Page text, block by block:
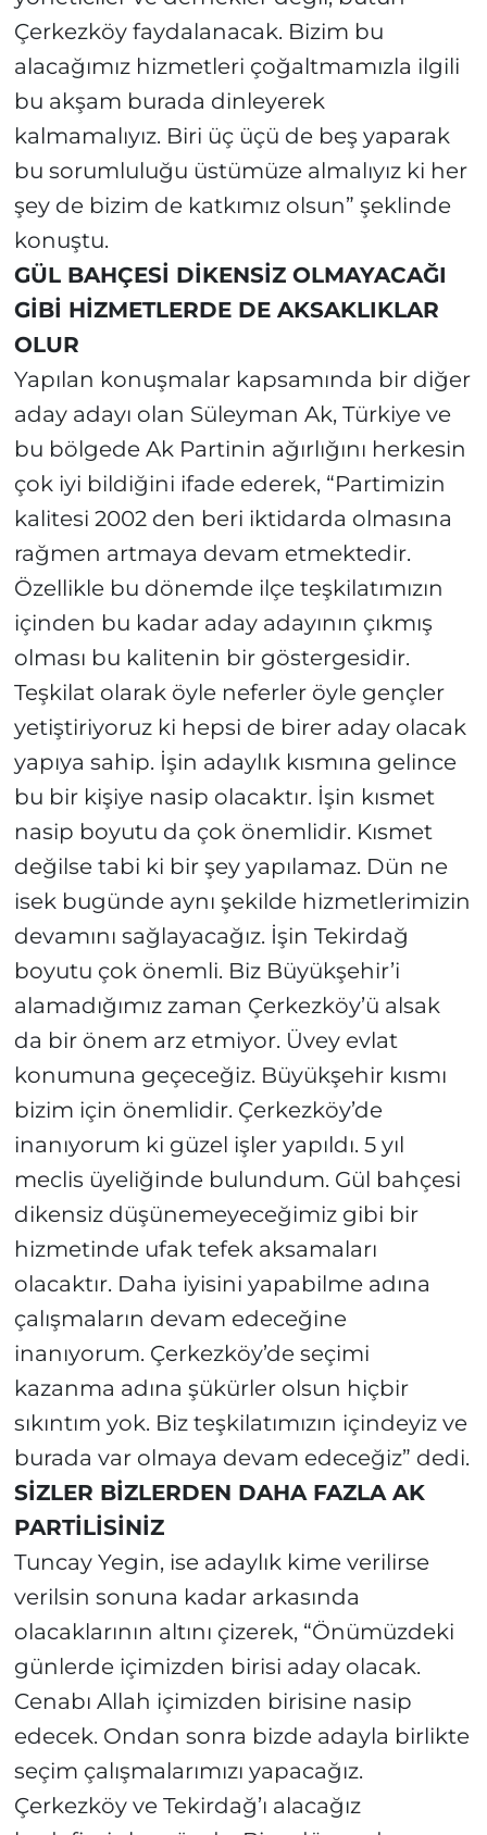
Çerkezköy faydalanacak. Bizim bu
alacağımız hizmetleri çoğaltmamızla ilgili
bu akşam burada dinleyerek
kalmamalıyız. Biri üç üçü de beş yaparak
bu sorumluluğu üstümüze almalıyız ki her
şey de bizim de katkımız olsun” şeklinde
konuştu.
GÜL BAHÇESİ DİKENSİZ OLMAYACAĞI
GİBİ HİZMETLERDE DE AKSAKLIKLAR
OLUR
Yapılan konuşmalar kapsamında bir diğer
aday adayı olan Süleyman Ak, Türkiye ve
bu bölgede Ak Partinin ağırlığını herkesin
çok iyi bildiğini ifade ederek, “Partimizin
kalitesi 2002 den beri iktidarda olmasına
rağmen artmaya devam etmektedir.
Özellikle bu dönemde ilçe teşkilatımızın
içinden bu kadar aday adayının çıkmış
olması bu kalitenin bir göstergesidir.
Teşkilat olarak öyle neferler öyle gençler
yetiştiriyoruz ki hepsi de birer aday olacak
yapıya sahip. İşin adaylık kısmına gelince
bu bir kişiye nasip olacaktır. İşin kısmet
nasip boyutu da çok önemlidir. Kısmet
değilse tabi ki bir şey yapılamaz. Dün ne
isek bugünde aynı şekilde hizmetlerimizin
devamını sağlayacağız. İşin Tekirdağ
boyutu çok önemli. Biz Büyükşehir’i
alamadığımız zaman Çerkezköy’ü alsak
da bir önem arz etmiyor. Üvey evlat
konumuna geçeceğiz. Büyükşehir kısmı
bizim için önemlidir. Çerkezköy’de
inanıyorum ki güzel işler yapıldı. 5 yıl
meclis üyeliğinde bulundum. Gül bahçesi
dikensiz düşünemeyeceğimiz gibi bir
hizmetinde ufak tefek aksamaları
olacaktır. Daha iyisini yapabilme adına
çalışmaların devam edeceğine
inanıyorum. Çerkezköy’de seçimi
kazanma adına şükürler olsun hiçbir
sıkıntım yok. Biz teşkilatımızın içindeyiz ve
burada var olmaya devam edeceğiz” dedi.
SİZLER BİZLERDEN DAHA FAZLA AK
PARTİLİSİNİZ
Tuncay Yegin, ise adaylık kime verilirse
verilsin sonuna kadar arkasında
olacaklarının altını çizerek, “Önümüzdeki
günlerde içimizden birisi aday olacak.
Cenabı Allah içimizden birisine nasip
edecek. Ondan sonra bizde adayla birlikte
seçim çalışmalarımızı yapacağız.
Çerkezköy ve Tekirdağ’ı alacağız